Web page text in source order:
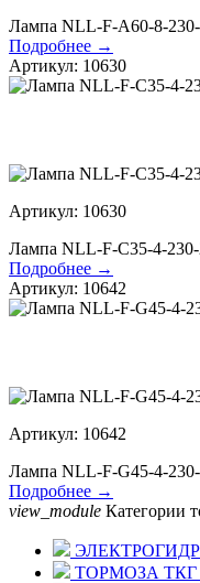
Лампа NLL-F-A60-8-
Подробнее →
Артикул: 10630
Артикул: 10630
Лампа NLL-F-C35-4-
Подробнее →
Артикул: 10642
Артикул: 10642
Лампа NLL-F-G45-4-
Подробнее →
view_module Категории
ТОРМОЗА